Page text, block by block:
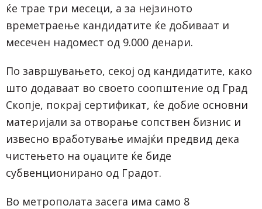
ќе трае три месеци, а за нејзиното
времетраење кандидатите ќе добиваат и
месечен надомест од 9.000 денари.
По завршувањето, секој од кандидатите, како
што додаваат во своето соопштение од Град
Скопје, покрај сертификат, ќе добие основни
материјали за отворање сопствен бизнис и
извесно вработување имајќи предвид дека
чистењето на оџаците ќе биде
субвенционирано од Градот.
Во метрополата засега има само 8